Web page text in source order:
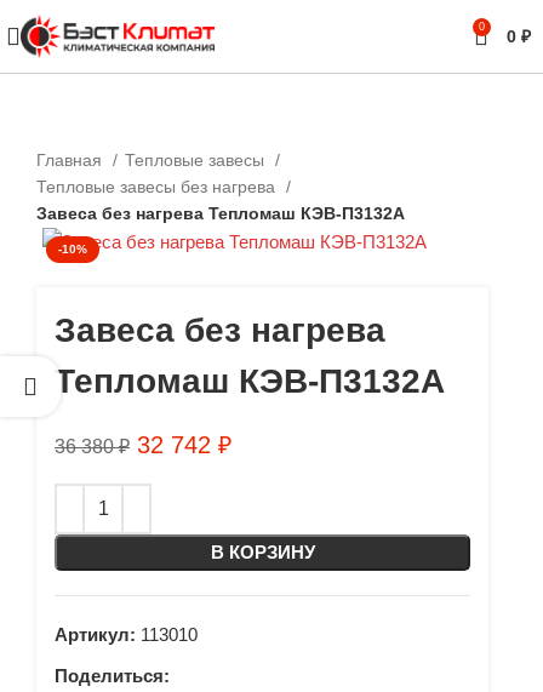
0 0 ₽
Главная
Тепловые завесы
Тепловые завесы без нагрева
Завеса без нагрева Тепломаш КЭВ-П3132А
-10%
Завеса без нагрева
Тепломаш КЭВ-П3132А
36 380₽ 32 742 ₽
В КОРЗИНУ
Артикул: 113010
Поделиться: